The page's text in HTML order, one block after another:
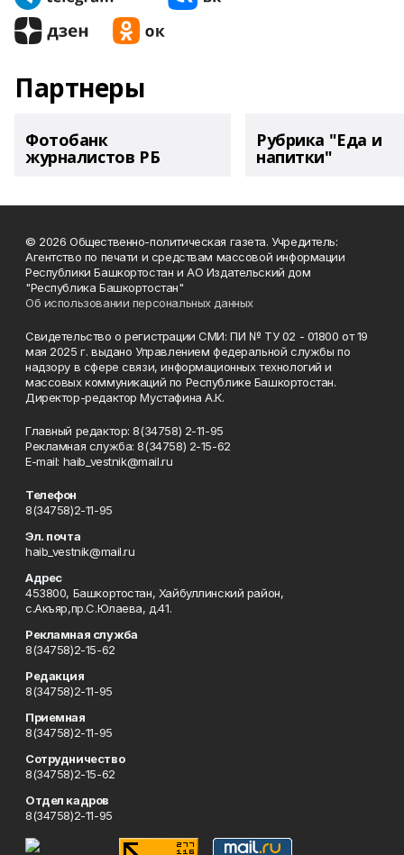
Партнеры
Фотобанк
журналистов РБ
Рубрика "Еда и
напитки"
© 2026 Общественно-политическая газета. Учредитель:
Агентство по печати и средствам массовой информации
Республики Башкортостан и АО Издательский дом
"Республика Башкортостан"
Об использовании персональных данных
Свидетельство о регистрации СМИ: ПИ № ТУ 02 - 01800 от 19
мая 2025 г. выдано Управлением федеральной службы по
надзору в сфере связи, информационных технологий и
массовых коммуникаций по Республике Башкортостан.
Директор-редактор Мустафина А.К.
Главный редактор: 8(34758) 2-11-95
Рекламная служба: 8(34758) 2-15-62
Е-mаil: haib_vestnik@mail.ru
Телефон
8(34758)2-11-95
Эл. почта
haib_vestnik@mail.ru
Адрес
453800, Башкортостан, Хайбуллинский район,
с.Акъяр,пр.С.Юлаева, д.41.
Рекламная служба
8(34758)2-15-62
Редакция
8(34758)2-11-95
Приемная
8(34758)2-11-95
Сотрудничество
8(34758)2-15-62
Отдел кадров
8(34758)2-11-95